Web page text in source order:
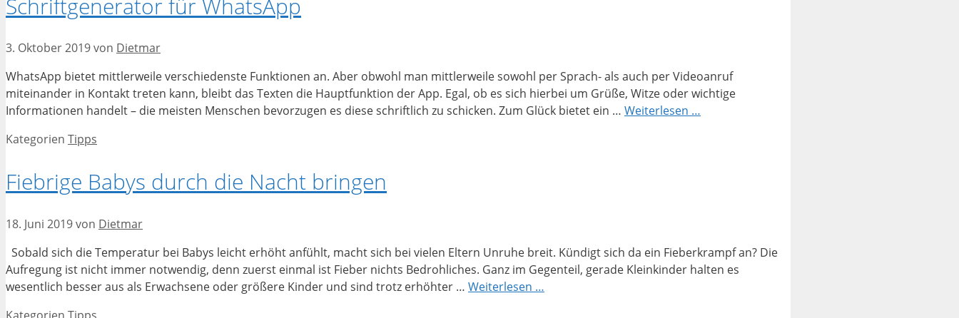
3. Oktober 2019von Dietmar
WhatsApp bietet mittlerweile verschiedenste Funktionen an. Aber obwohl man mittlerweile sowohl per Sprach- als auch per Videoanruf
miteinander in Kontakt treten kann, bleibt das Texten die Hauptfunktion der App. Egal, ob es sich hierbei um Grüße, Witze oder wichtige
Informationen handelt – die meisten Menschen bevorzugen es diese schriftlich zu schicken. Zum Glück bietet ein … Weiterlesen …
Kategorien Tipps
Fiebrige Babys durch die Nacht bringen
18. Juni 2019von Dietmar
Sobald sich die Temperatur bei Babys leicht erhöht anfühlt, macht sich bei vielen Eltern Unruhe breit. Kündigt sich da ein Fieberkrampf an? Die
Aufregung ist nicht immer notwendig, denn zuerst einmal ist Fieber nichts Bedrohliches. Ganz im Gegenteil, gerade Kleinkinder halten es
wesentlich besser aus als Erwachsene oder größere Kinder und sind trotz erhöhter … Weiterlesen …